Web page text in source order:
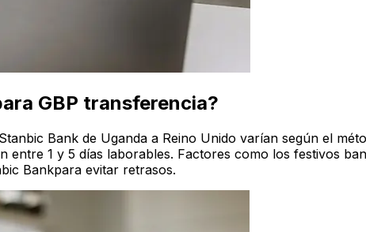
GBP transferencia?
Bank de Uganda a Reino Unido varían según el
1 y 5 días laborables. Factores como los festivos
Bankpara evitar retrasos.